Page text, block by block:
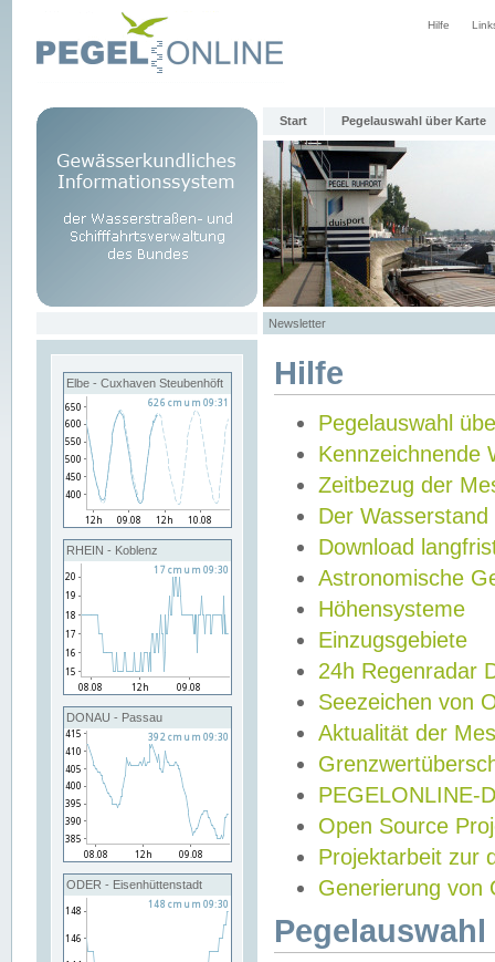
Hilfe
Start Pegelauswahl über Karte
Newsletter
Elbe - Cuxhaven Steubenhöft
RHEIN - Koblenz
DONAU - Passau
ODER - Eisenhüttenstadt
Hilfe
Pegelauswahl
Kennzeichnende
Zeitbezug der
Der Wasserstand
Download
Astronomische
Höhensysteme
Einzugsgebiete
24h Regenradar
Seezeichen von
Aktualität der
PEGELONLINE-
Open Source
Projektarbeit zur
Generierung von